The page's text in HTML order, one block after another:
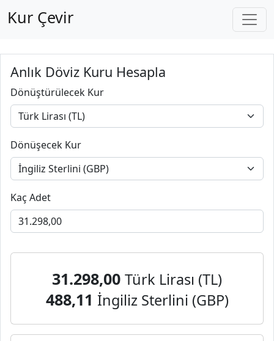
Kur Çevir
Anlık Döviz Kuru Hesapla
Dönüştürülecek Kur
Dönüşecek Kur
Kaç Adet
31.298,00 Türk Lirası (TL)
488,11 İngiliz Sterlini (GBP)